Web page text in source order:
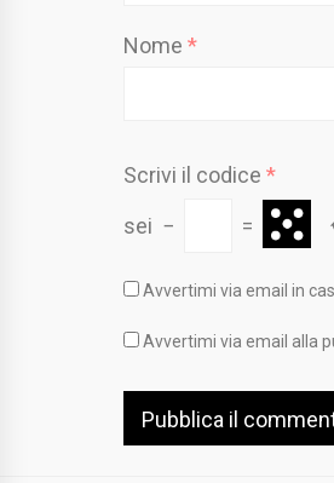
Nome *
Scrivi il codice *
sei − =
Avvertimi via email in
Avvertimi via email alla